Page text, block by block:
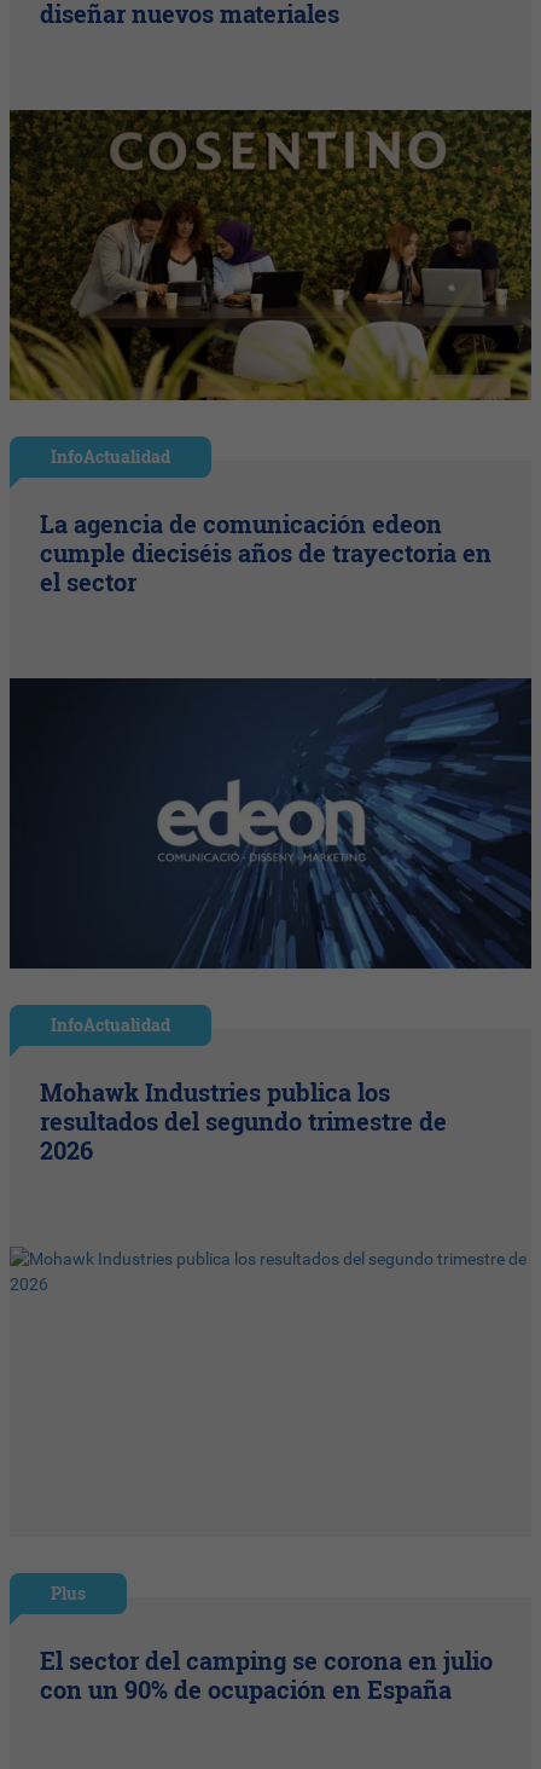
diseñar nuevos materiales
InfoActualidad
La agencia de comunicación edeon
cumple dieciséis años de trayectoria en
el sector
InfoActualidad
Mohawk Industries publica los
resultados del segundo trimestre de
2026
Plus
El sector del camping se corona en julio
con un 90% de ocupación en España